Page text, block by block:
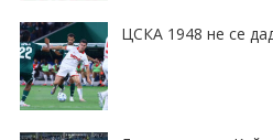
ЦСКА 1948 не се